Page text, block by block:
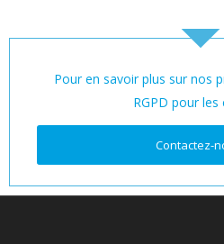
Pour en savoir plus sur nos
RGPD pour
Contactez-